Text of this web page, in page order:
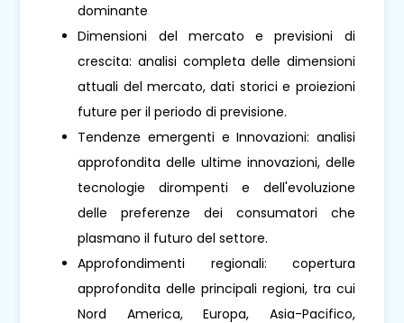
dominante
Dimensioni del mercato e previsioni di
crescita: analisi completa delle dimensioni
attuali del mercato, dati storici e proiezioni
future per il periodo di previsione.
Tendenze emergenti e Innovazioni: analisi
approfondita delle ultime innovazioni, delle
tecnologie dirompenti e dell'evoluzione
delle preferenze dei consumatori che
plasmano il futuro del settore.
Approfondimenti regionali: copertura
approfondita delle principali regioni, tra cui
Nord America, Europa, Asia-Pacifico,